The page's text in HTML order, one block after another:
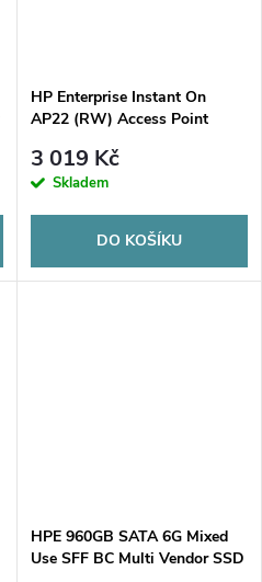
HP Enterprise Instant On
AP22 (RW) Access Point
3 019 Kč
Skladem
DO KOŠÍKU
HPE 960GB SATA 6G Mixed
Use SFF BC Multi Vendor SSD